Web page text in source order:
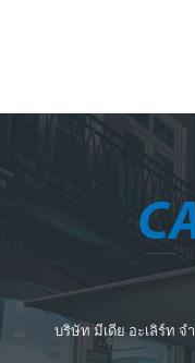
บริษัท มีเดีย อะเลิร์ท จ